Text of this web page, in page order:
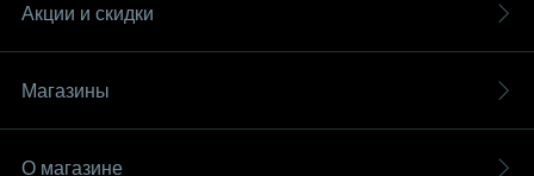
Акции и скидки
Магазины
О магазине